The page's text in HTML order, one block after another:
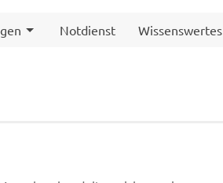
Notdienst Wissenswertes